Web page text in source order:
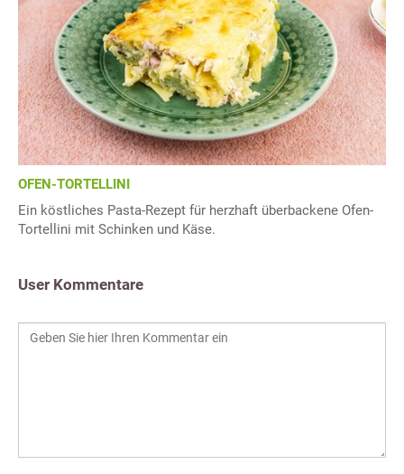
OFEN-TORTELLINI
Ein köstliches Pasta-Rezept für herzhaft überbackene Ofen-
Tortellini mit Schinken und Käse.
User Kommentare